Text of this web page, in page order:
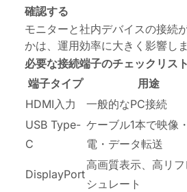
確認する
モニターと社内デバイスの接続
かは、運用効率に大きく影響しま
必要な接続端子のチェックリスト
端子タイプ
用途
HDMI入力
一般的なPC接続
USB Type-
C
ケーブル1本で映像
電・データ転送
DisplayPort
高画質表示、高リフ
シュレート